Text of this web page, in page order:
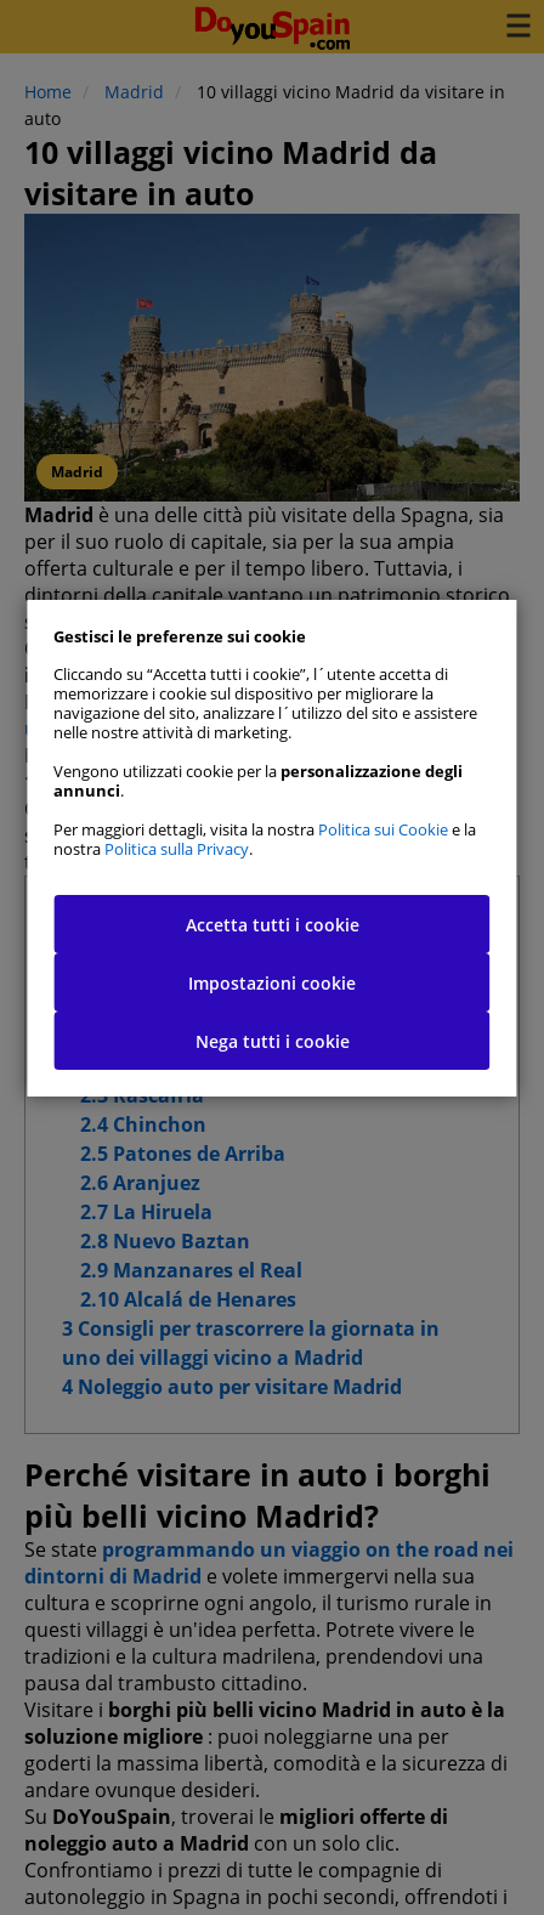
Home Madrid
10 villaggi vicino Madrid da visitare in
auto
10 villaggi vicino Madrid da
visitare in auto
Madrid
Madrid è una delle città più visitate della Spagna, sia
per il suo ruolo di capitale, sia per la sua ampia
offerta culturale e per il tempo libero. Tuttavia, i
dintorni della capitale vantano un patrimonio storico
straordinario, in particolare i borghi circostanti.
Questivillaggi vicino a Madrid sono parte
integrante del turismo rurale.
Noi diDoYouSpainti consigliamodi noleggiare
un'auto a Madridper rendere il tuo viaggio perfetto.
Per aiutarti a iniziare, abbiamo preparato una lista di
10 villaggi vicino a Madrid da visitare in auto.
Queste destinazioni sono ideali per una fuga di fine
settimana o una gita di un giorno, e puoi pianificare la
tua visita in qualsiasi momento.
Riepilogo
vicino Madrid?
2.1 San Lorenzo dell'Escorial
2.2 Buitrago de Lozoya
2.3 Rascafria
2.4 Chinchon
2.5 Patones de Arriba
2.6 Aranjuez
2.7 La Hiruela
2.8 Nuevo Baztan
2.9 Manzanares el Real
2.10 Alcalá de Henares
3 Consigli per trascorrere la giornata in
uno dei villaggi vicino a Madrid
4 Noleggio auto per visitare Madrid
Perché visitare in auto i borghi
più belli vicino Madrid?
Se state programmando un viaggio on the road nei
dintorni di Madrid e volete immergervi nella sua
cultura e scoprirne ogni angolo, il turismo rurale in
questi villaggi è un'idea perfetta. Potrete vivere le
tradizioni e la cultura madrilena, prendendovi una
pausa dal trambusto cittadino.
Visitare i borghi più belli vicino Madrid in auto è la
soluzione migliore : puoi noleggiarne una per
goderti la massima libertà, comodità e la sicurezza di
andare ovunque desideri.
Su DoYouSpain, troverai le migliori offerte di
noleggio auto a Madrid con un solo clic.
Confrontiamo i prezzi di tutte le compagnie di
autonoleggio in Spagna in pochi secondi, offrendoti i
Gestisci le preferenze sui cookie
Cliccando su “Accetta tutti i cookie”, l´utente accetta di
memorizzare i cookie sul dispositivo per migliorare la
navigazione del sito, analizzare l´utilizzo del sito e assistere
nelle nostre attività di marketing.
Vengono utilizzati cookie per la personalizzazione degli
annunci.
Per maggiori dettagli, visita la nostra Politica sui Cookiee la
nostra Politica sulla Privacy.
Impostazioni cookie
Nega tutti i cookie
Accetta tutti i cookie
Consenti tutti
Gestisci preferenze consenso
Cookie strettamente necessari
Cookie di prestazione
Cookie di funzionalità
Cookie per pubblicità mirata
Cookie pubblicitari avanzati
Conferma le mie scelte
Consenti tutti